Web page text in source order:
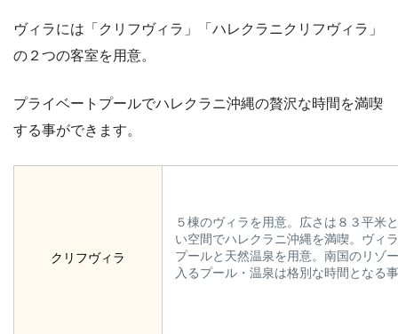
ヴィラには「クリフヴィラ」「ハレクラニクリフヴィラ」
の２つの客室を用意。
プライベートプールでハレクラニ沖縄の贅沢な時間を満喫
する事ができます。
クリフヴィラ
５棟のヴィラを用意。広さは８３平米
い空間でハレクラニ沖縄を満喫。ヴィ
プールと天然温泉を用意。南国のリゾ
入るプール・温泉は格別な時間となる